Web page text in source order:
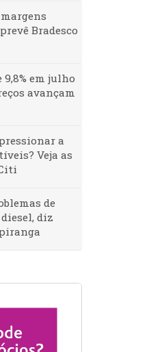
Bradesco
9,8% em julho
avançam
a
Veja as
de
diz